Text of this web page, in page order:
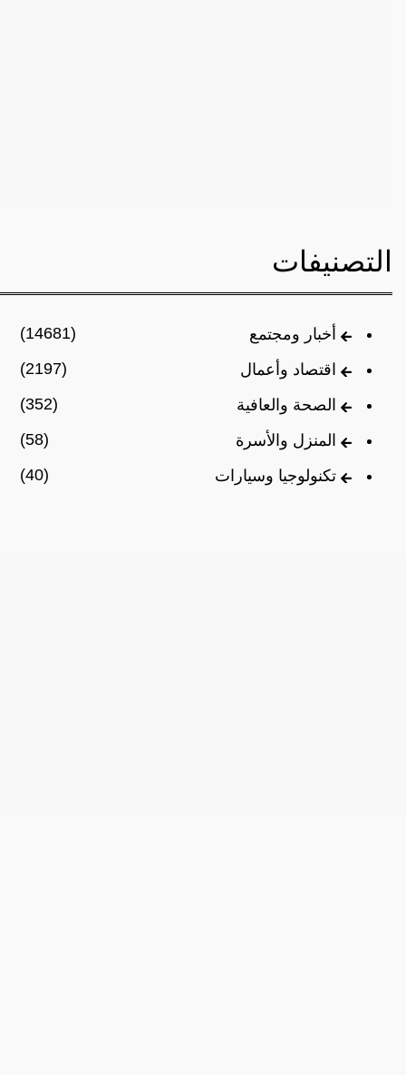
التصنيفات
أخبار ومجتمع
(14681)
اقتصاد وأعمال
(2197)
الصحة والعافية
(352)
المنزل والأسرة
(58)
تكنولوجيا وسيارات
(40)